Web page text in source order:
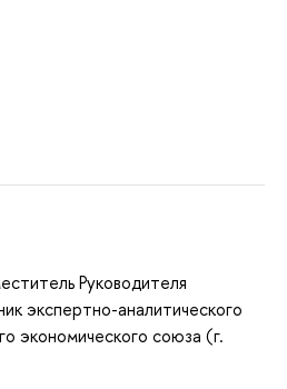
Руководителя
экспертно-аналитического
экономического союза (г.